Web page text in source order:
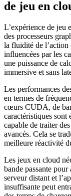
de jeu en
L’expérience de jeu
des processeurs
la fluidité de l’action
influencées par les
une puissance de
immersive et sans
Les performances
en termes de
cœurs CUDA, de
caractéristiques sont
capable de traiter
avancés. Cela se
meilleure réactivité
Les jeux en cloud
bande passante
serveur distant et
insuffisante peut